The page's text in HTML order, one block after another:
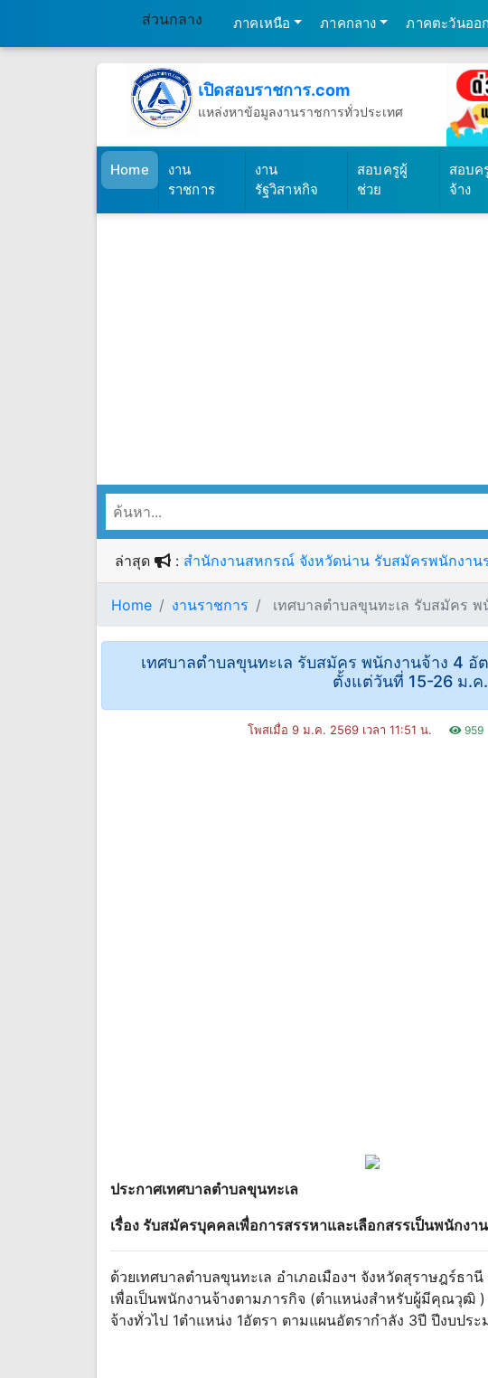
ส่วนกลาง ภาคเหนือ ภาคกลาง ภาคตะวันออ
เปิดสอบราชการ.com
แหล่งหาข้อมูลงานราชการทั่วประเทศ
Home(เปิดสอบราชการ)
งาน
ราชการ
งาน
รัฐวิสาหกิจ
สอบครูผู้
ช่วย
สอบค
จ้าง
ล่าสุด : สำนักงานสหกรณ์ จังหวัดน่าน รับสมัครพนักงาน
Home งานราชการ เทศบาลตําบลขุนทะเล รับสมัคร พ
เทศบาลตําบลขุนทะเล รับสมัคร พนักงานจ้าง 4 อั
ตั้งแต่วันที่ 15-26 ม.ค
โพสเมื่อ 9 ม.ค. 2569 เวลา 11:51 น. 959
ประกาศเทศบาลตําบลขุนทะเล
เรื่อง รับสมัครบุคคลเพื่อการสรรหาและเลือกสรรเป็นพนักงา
ด้วยเทศบาลตําบลขุนทะเล อําเภอเมืองฯ จังหวัดสุราษฎร์ธา
เพื่อเป็นพนักงานจ้างตามภารกิจ (ตําแหน่งสําหรับผู้มีคุณวุฒิ
จ้างทั่วไป 1ตําแหน่ง 1อัตรา ตามแผนอัตรากําลัง 3ปี ปีงบปร